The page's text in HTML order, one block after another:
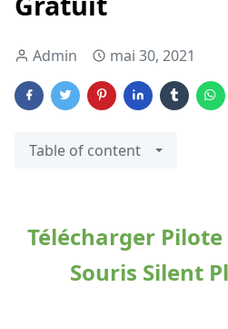
Admin mai 30, 2021
Table of content
Télécharger
Souris Silent